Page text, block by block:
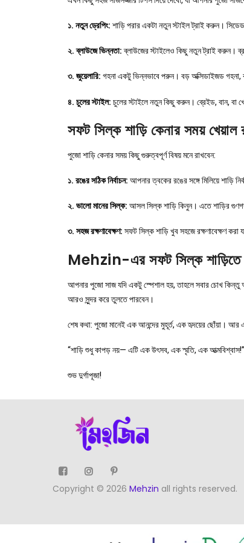
১. নতুন ড্রেপিং: শাড়ি পরার একটা নতুন স্টাইল ট্রাই করুন।
২. ব্লাউজে ভিন্নতা:ব্লাউজের স্টাইলেও কিছু নতুন ট্রাই করুন।
৩. জুয়েলারি: গহনা একটু ভিন্নভাবে পরুন। বড় অক্সিডাইজড
৪. চুলের স্টাইল: চুলের স্টাইলে নতুন কিছু করুন। ব্রেইড, বান, বা
সফট সিল্ক শাড়ি কেনার সময় খেয়াল
পুজো শাড়ি কেনার সময় কিছু গুরুত্বপূর্ণ বিষয় মনে রাখবেন:
১. রঙের সঠিক নির্বাচন: আপনার ত্বকের রঙের সঙ্গে মিলিয়ে
২. ভালো মানের সিল্ক: আসল সিল্ক শাড়ি কিনুন। এতে শাড়ির গুণগত
৩. সহজ রক্ষণাবেক্ষণ: সফট সিল্ক শাড়ি খুব সহজে রক্ষণাবেক্ষণ করা
Mehzin-এর সফট সিল্ক শাড়িতে
আপনার পুজো সাজ যদি একটু স্পেশাল হয়, তাহলে সবার চোখ
আরও সুন্দর করে তুলতে পারবেন।
শেষ কথা: পুজো মানেই এক আনন্দের মুহূর্ত, এক হৃদয়ের ছোঁয়া।
“শাড়ি শুধু কাপড় নয়— এটি এক উৎসব, এক স্মৃতি, এক আত্মবিশ্বাস!”
শুভ দুর্গাপূজা!
Copyright © 2026 Mehzin all rights reserved.